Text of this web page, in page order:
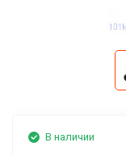
В наличии